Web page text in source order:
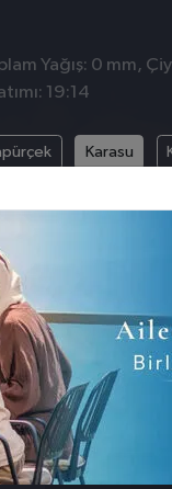
Yağış: 0 mm,
19:14
Karasu
ÇIY
8.1